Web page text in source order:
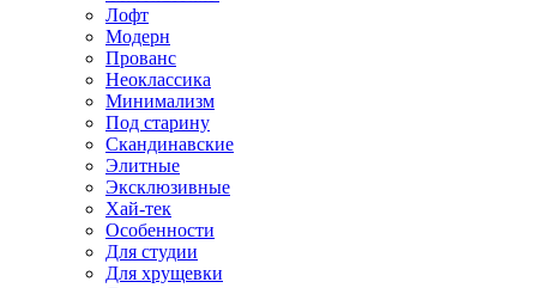
Лофт
Модерн
Прованс
Неоклассика
Минимализм
Под старину
Скандинавские
Элитные
Эксклюзивные
Хай-тек
Особенности
Для студии
Для хрущевки